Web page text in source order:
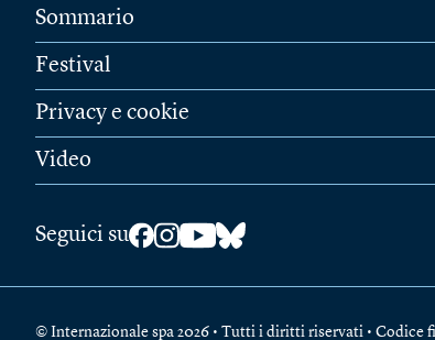
Sommario
Festival
Privacy e cookie
Video
Seguici su
© Internazionale spa 2026 • Tutti i diritti riservati • Codice